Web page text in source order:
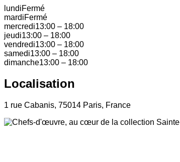
lundiFermé
mardiFermé
mercredi13:00 – 18:00
jeudi13:00 – 18:00
vendredi13:00 – 18:00
samedi13:00 – 18:00
dimanche13:00 – 18:00
Localisation
1 rue Cabanis, 75014 Paris, France